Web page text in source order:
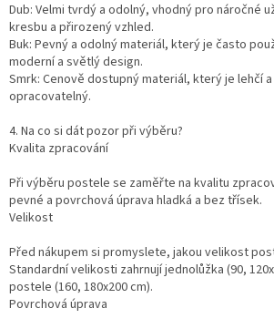
Dub: Velmi tvrdý a odolný, vhodný pro náročné
kresbu a přirozený vzhled.
Buk: Pevný a odolný materiál, který je často
moderní a světlý design.
Smrk: Cenově dostupný materiál, který je lehčí
opracovatelný.
4. Na co si dát pozor při výběru?
Kvalita zpracování
Při výběru postele se zaměřte na kvalitu
pevné a povrchová úprava hladká a bez třísek.
Velikost
Před nákupem si promyslete, jakou velikost
Standardní velikosti zahrnují jednolůžka (90,
postele (160, 180x200 cm).
Povrchová úprava